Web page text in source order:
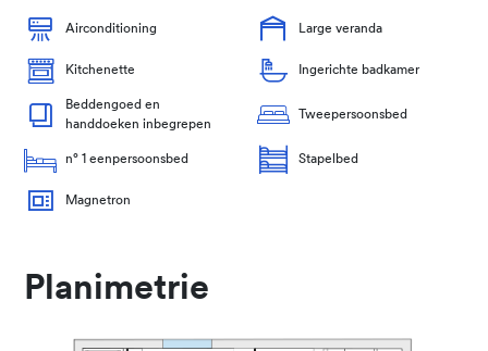
Airconditioning Large veranda
Kitchenette Ingerichte badkamer
Beddengoed en
handdoeken inbegrepen
Tweepersoonsbed
n° 1 eenpersoonsbed Stapelbed
Magnetron
Planimetrie